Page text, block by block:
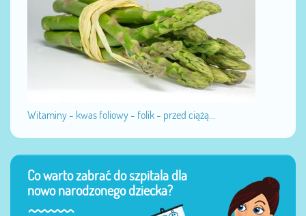
Witaminy - kwas foliowy - folik - przed ciążą...
Co warto zabrać do szpitala dla
nowo narodzonego dziecka?